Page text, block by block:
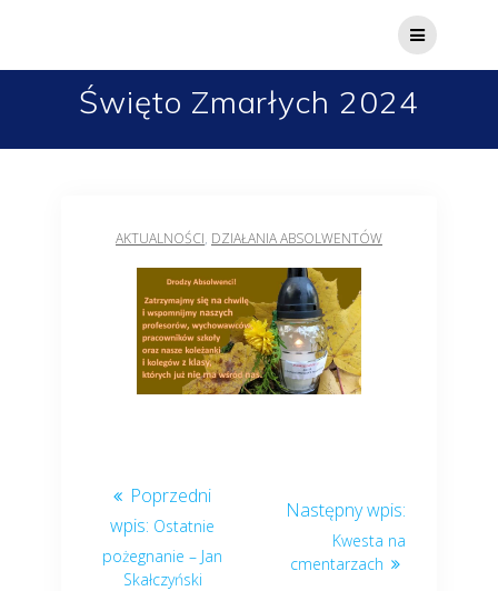
Święto Zmarłych 2024
AKTUALNOŚCI, DZIAŁANIA ABSOLWENTÓW
Nawigacja
wpisuPrevious
post:
Ostatnie
pożegnanie – Jan
Skałczyński
Next
post:
Kwesta na
cmentarzach